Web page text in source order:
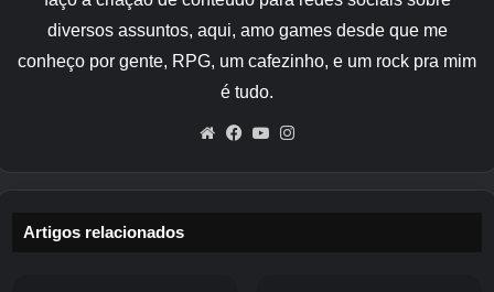
permanece escondido e evita ser detectado.
Concluir com sucesso essas caçadas
recompensa XP de Caçador adicional e
materiais que você pode usar para criar
armaduras de ranger de alto nível. A
armadilha.
diversos assuntos, aqui, amo games desde que me
conheço por gente, RPG, um cafezinho, e um rock pra mim
é tudo.
WebsiteFacebook
YouTube
Artigos relacionados